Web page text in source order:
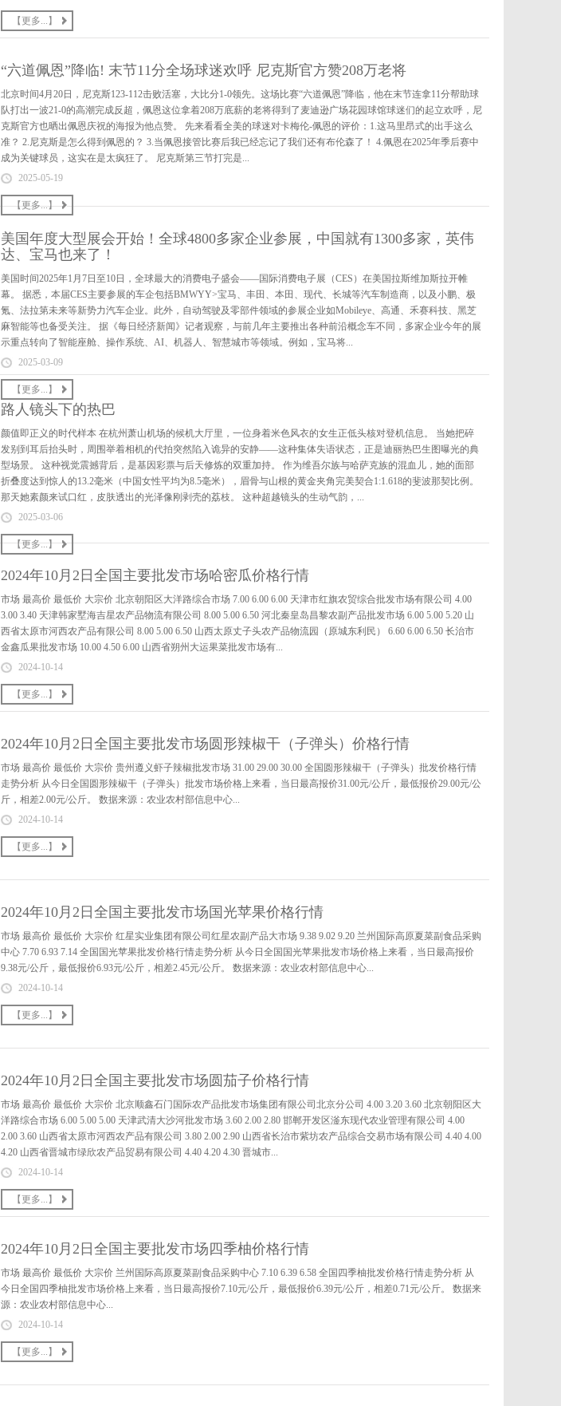
【更多...】
“六道佩恩”降临! 末节11分全场球迷欢呼 尼克斯官方赞208万老将
北京时间4月20日，尼克斯123-112击败活塞，大比分1-0领先。这场比赛“六道佩恩”降临，他在末节连拿11分帮助球
队打出一波21-0的高潮完成反超，佩恩这位拿着208万底薪的老将得到了麦迪逊广场花园球馆球迷们的起立欢呼，尼
克斯官方也晒出佩恩庆祝的海报为他点赞。 先来看看全美的球迷对卡梅伦-佩恩的评价：1.这马里昂式的出手这么
准？ 2.尼克斯是怎么得到佩恩的？ 3.当佩恩接管比赛后我已经忘记了我们还有布伦森了！ 4.佩恩在2025年季后赛中
成为关键球员，这实在是太疯狂了。 尼克斯第三节打完是...
2025-05-19
【更多...】
美国年度大型展会开始！全球4800多家企业参展，中国就有1300多家，英伟
达、宝马也来了！
美国时间2025年1月7日至10日，全球最大的消费电子盛会——国际消费电子展（CES）在美国拉斯维加斯拉开帷
幕。 据悉，本届CES主要参展的车企包括BMWYY>宝马、丰田、本田、现代、长城等汽车制造商，以及小鹏、极
氪、法拉第未来等新势力汽车企业。此外，自动驾驶及零部件领域的参展企业如Mobileye、高通、禾赛科技、黑芝
麻智能等也备受关注。 据《每日经济新闻》记者观察，与前几年主要推出各种前沿概念车不同，多家企业今年的展
示重点转向了智能座舱、操作系统、AI、机器人、智慧城市等领域。例如，宝马将...
2025-03-09
【更多...】
路人镜头下的热巴
颜值即正义的时代样本 在杭州萧山机场的候机大厅里，一位身着米色风衣的女生正低头核对登机信息。 当她把碎
发别到耳后抬头时，周围举着相机的代拍突然陷入诡异的安静——这种集体失语状态，正是迪丽热巴生图曝光的典
型场景。 这种视觉震撼背后，是基因彩票与后天修炼的双重加持。 作为维吾尔族与哈萨克族的混血儿，她的面部
折叠度达到惊人的13.2毫米（中国女性平均为8.5毫米），眉骨与山根的黄金夹角完美契合1:1.618的斐波那契比例。
那天她素颜来试口红，皮肤透出的光泽像刚剥壳的荔枝。 这种超越镜头的生动气韵，...
2025-03-06
【更多...】
2024年10月2日全国主要批发市场哈密瓜价格行情
市场 最高价 最低价 大宗价 北京朝阳区大洋路综合市场 7.00 6.00 6.00 天津市红旗农贸综合批发市场有限公司 4.00
3.00 3.40 天津韩家墅海吉星农产品物流有限公司 8.00 5.00 6.50 河北秦皇岛昌黎农副产品批发市场 6.00 5.00 5.20 山
西省太原市河西农产品有限公司 8.00 5.00 6.50 山西太原丈子头农产品物流园（原城东利民） 6.60 6.00 6.50 长治市
金鑫瓜果批发市场 10.00 4.50 6.00 山西省朔州大运果菜批发市场有...
2024-10-14
【更多...】
2024年10月2日全国主要批发市场圆形辣椒干（子弹头）价格行情
市场 最高价 最低价 大宗价 贵州遵义虾子辣椒批发市场 31.00 29.00 30.00 全国圆形辣椒干（子弹头）批发价格行情
走势分析 从今日全国圆形辣椒干（子弹头）批发市场价格上来看，当日最高报价31.00元/公斤，最低报价29.00元/公
斤，相差2.00元/公斤。 数据来源：农业农村部信息中心...
2024-10-14
【更多...】
2024年10月2日全国主要批发市场国光苹果价格行情
市场 最高价 最低价 大宗价 红星实业集团有限公司红星农副产品大市场 9.38 9.02 9.20 兰州国际高原夏菜副食品采购
中心 7.70 6.93 7.14 全国国光苹果批发价格行情走势分析 从今日全国国光苹果批发市场价格上来看，当日最高报价
9.38元/公斤，最低报价6.93元/公斤，相差2.45元/公斤。 数据来源：农业农村部信息中心...
2024-10-14
【更多...】
2024年10月2日全国主要批发市场圆茄子价格行情
市场 最高价 最低价 大宗价 北京顺鑫石门国际农产品批发市场集团有限公司北京分公司 4.00 3.20 3.60 北京朝阳区大
洋路综合市场 6.00 5.00 5.00 天津武清大沙河批发市场 3.60 2.00 2.80 邯郸开发区滏东现代农业管理有限公司 4.00
2.00 3.60 山西省太原市河西农产品有限公司 3.80 2.00 2.90 山西省长治市紫坊农产品综合交易市场有限公司 4.40 4.00
4.20 山西省晋城市绿欣农产品贸易有限公司 4.40 4.20 4.30 晋城市...
2024-10-14
【更多...】
2024年10月2日全国主要批发市场四季柚价格行情
市场 最高价 最低价 大宗价 兰州国际高原夏菜副食品采购中心 7.10 6.39 6.58 全国四季柚批发价格行情走势分析 从
今日全国四季柚批发市场价格上来看，当日最高报价7.10元/公斤，最低报价6.39元/公斤，相差0.71元/公斤。 数据来
源：农业农村部信息中心...
2024-10-14
【更多...】